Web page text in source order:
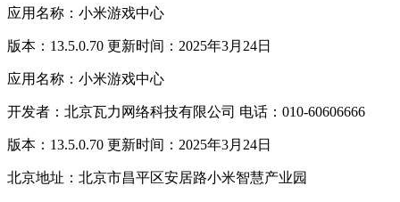
应用名称：小米游戏中心
版本：13.5.0.70 更新时间：2025年3月24日
应用名称：小米游戏中心
开发者：北京瓦力网络科技有限公司 电话：010-60606666
版本：13.5.0.70 更新时间：2025年3月24日
北京地址：北京市昌平区安居路小米智慧产业园